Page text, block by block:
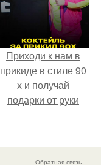
Приходи к нам в
прикиде в стиле 90
х и получай
подарки от руки
Обратная связь